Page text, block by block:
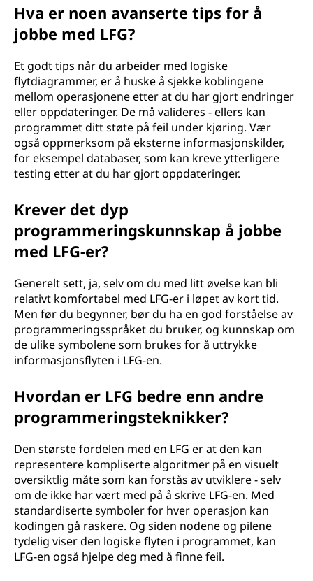
Hva er noen avanserte tips for å
jobbe med LFG?
Et godt tips når du arbeider med logiske
flytdiagrammer, er å huske å sjekke koblingene
mellom operasjonene etter at du har gjort endringer
eller oppdateringer. De må valideres - ellers kan
programmet ditt støte på feil under kjøring. Vær
også oppmerksom på eksterne informasjonskilder,
for eksempel databaser, som kan kreve ytterligere
testing etter at du har gjort oppdateringer.
Krever det dyp
programmeringskunnskap å jobbe
med LFG-er?
Generelt sett, ja, selv om du med litt øvelse kan bli
relativt komfortabel med LFG-er i løpet av kort tid.
Men før du begynner, bør du ha en god forståelse av
programmeringsspråket du bruker, og kunnskap om
de ulike symbolene som brukes for å uttrykke
informasjonsflyten i LFG-en.
Hvordan er LFG bedre enn andre
programmeringsteknikker?
Den største fordelen med en LFG er at den kan
representere kompliserte algoritmer på en visuelt
oversiktlig måte som kan forstås av utviklere - selv
om de ikke har vært med på å skrive LFG-en. Med
standardiserte symboler for hver operasjon kan
kodingen gå raskere. Og siden nodene og pilene
tydelig viser den logiske flyten i programmet, kan
LFG-en også hjelpe deg med å finne feil.